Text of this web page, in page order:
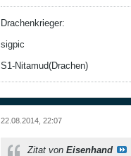
Drachenkrieger:
sigpic
S1-Nitamud(Drachen)
22.08.2014, 22:07
Zitat von Eisenhand